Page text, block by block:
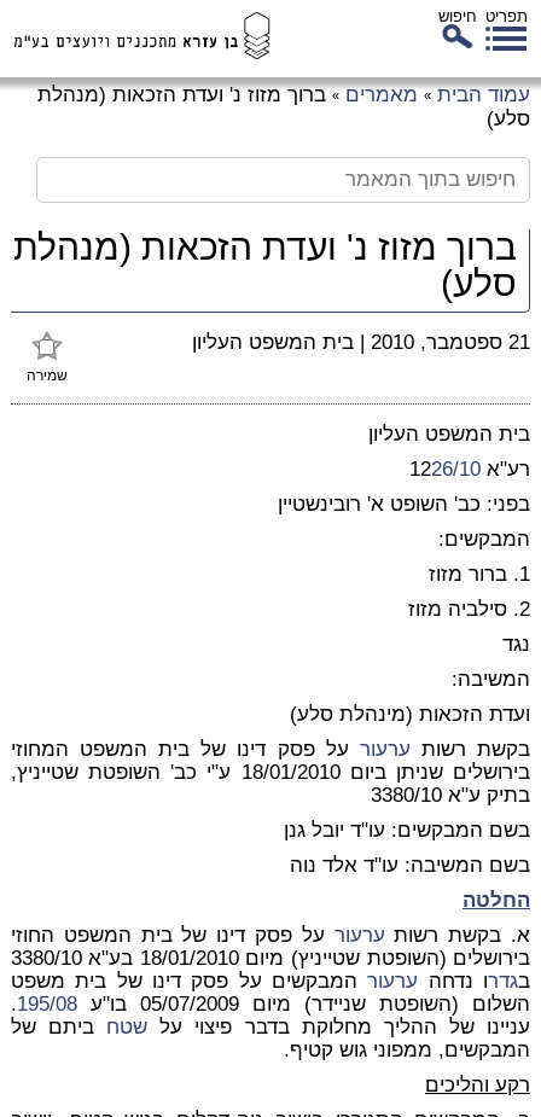
תפריט חיפוש
עמוד הבית » מאמרים » ברוך מזוז נ' ועדת הזכאות (מנהלת
סלע)
ברוך מזוז נ' ועדת הזכאות (מנהלת
סלע)
שמירה
21 ספטמבר, 2010 | בית המשפט העליון
בית המשפט העליון
רע"א 12 26/10
בפני: כב' השופט א' רובינשטיין
המבקשים:
1. ברור מזוז
2. סילביה מזוז
נגד
המשיבה:
ועדת הזכאות (מינהלת סלע)
בקשת רשות ערעור על פסק דינו של בית המשפט המחוזי
בירושלים שניתן ביום 18/01/2010 ע"י כב' השופטת שטייניץ,
בתיק ע"א 3380/10
בשם המבקשים: עו"ד יובל גנן
בשם המשיבה: עו"ד אלד נוה
החלטה
א. בקשת רשות ערעור על פסק דינו של בית המשפט החוזי
בירושלים (השופטת שטייניץ) מיום 18/01/2010 בע"א 3380/10
בגדרו נדחה ערעורהמבקשים על פסק דינו של בית משפט
השלום (השופטת שניידר) מיום 05/07/2009 בו"ע
195/08
.
עניינו של ההליך מחלוקת בדבר פיצוי על שטח ביתם של
המבקשים, ממפוני גוש קטיף.
רקע והליכים